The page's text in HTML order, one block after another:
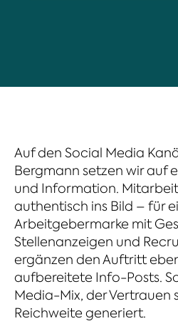
Auf den Social Media
Bergmann setzen wir auf
und Information.
authentisch ins Bild – für
Arbeitgebermarke mit
Stellenanzeigen und
ergänzen den Auftritt
aufbereitete Info-Posts.
Media-Mix, der Vertrauen
Reichweite generiert.